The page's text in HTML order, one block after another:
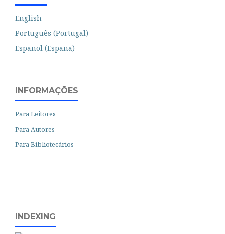
English
Português (Portugal)
Español (España)
INFORMAÇÕES
Para Leitores
Para Autores
Para Bibliotecários
INDEXING